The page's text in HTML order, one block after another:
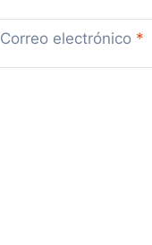
Correo electrónico *